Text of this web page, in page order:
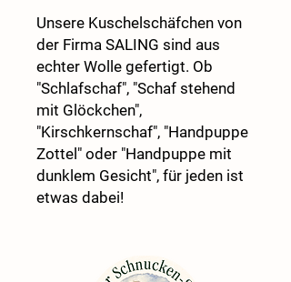
Unsere Kuschelschäfchen von
der Firma SALING sind aus
echter Wolle gefertigt. Ob
"Schlafschaf", "Schaf stehend
mit Glöckchen",
"Kirschkernschaf", "Handpuppe
Zottel" oder "Handpuppe mit
dunklem Gesicht", für jeden ist
etwas dabei!